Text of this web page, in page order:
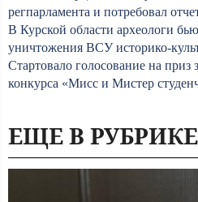
регпарламента и потребовал
В Курской области археологи
уничтожения ВСУ историко-
Стартовало голосование на приз
конкурса «Мисс и Мистер
ЕЩЕ В РУБРИКЕ